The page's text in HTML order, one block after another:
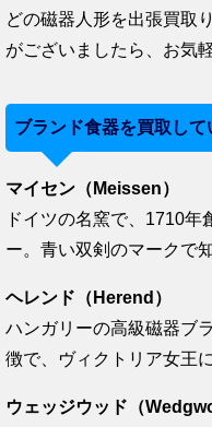
どの磁器人形を出張買取
がございましたら、お気
ブランド食器を買取して
マイセン（Meissen）
ドイツの名窯で、1710年
ー。青い双剣のマークで
ヘレンド（Herend）
ハンガリーの高級磁器ブ
徴で、ヴィクトリア女王
ウェッジウッド（